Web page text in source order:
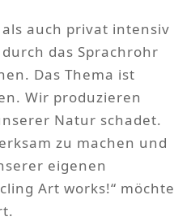
auch privat intensiv
das Sprachrohr
Das Thema ist
Wir produzieren
Natur schadet.
zu machen und
eigenen
Art works!“ möchte